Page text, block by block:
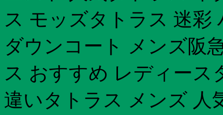
ス モッズタトラス 迷彩
ダウンコート メンズ阪
ス おすすめ レディー
違いタトラス メンズ 人